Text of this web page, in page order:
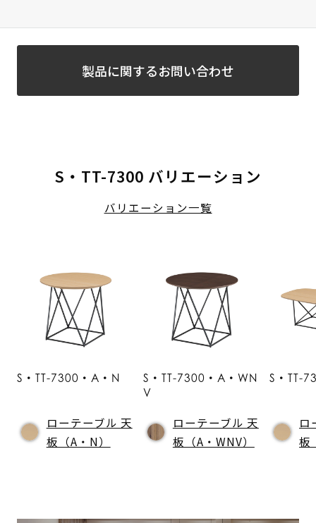
製品に関するお問い合わせ
S・TT-7300 バリエーション
バリエーション一覧
S・TT-7300・A・N
ローテーブル 天
板（A・N）
S・TT-7300・A・WN
V
ローテーブル 天
板（A・WNV）
S・TT-
ロ
板